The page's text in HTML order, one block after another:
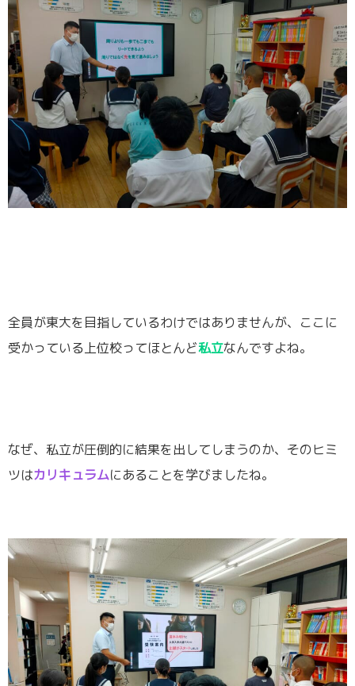
全員が東大を目指しているわけではありませんが、ここに
受かっている上位校ってほとんど私立なんですよね。
なぜ、私立が圧倒的に結果を出してしまうのか、そのヒミ
ツはカリキュラムにあることを学びましたね。